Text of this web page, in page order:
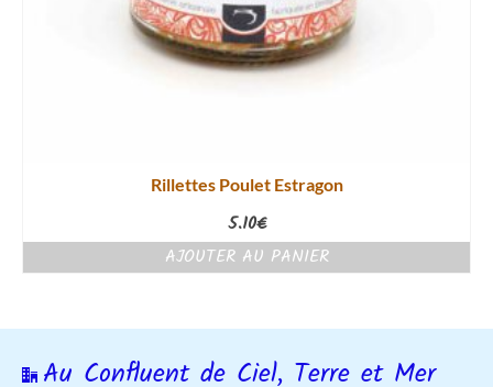
Rillettes Poulet Estragon
5.10€
AJOUTER AU PANIER
Au Confluent de Ciel, Terre et Mer